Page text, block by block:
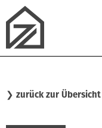
❯ zurück zur Übersicht